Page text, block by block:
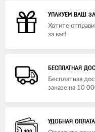
УПАКУЕМ ВАШ
Хотите
за вас!
БЕСПЛАТНАЯ
Бесплатная
заказе на 10
УДОБНАЯ ОПЛАТА